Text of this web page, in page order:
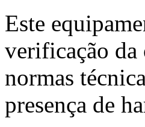
Este
verificação da
normas
presença de